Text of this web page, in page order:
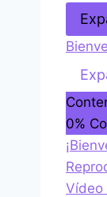
0%
Vídeo